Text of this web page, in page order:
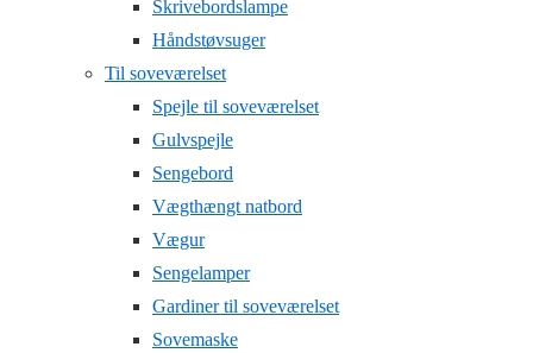
Skrivebordslampe
Håndstøvsuger
Til soveværelset
Spejle til soveværelset
Gulvspejle
Sengebord
Vægthængt natbord
Vægur
Sengelamper
Gardiner til soveværelset
Sovemaske